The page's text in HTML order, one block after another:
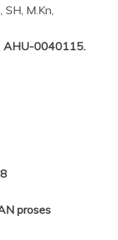
M.Kn,
AHU-0040115.
proses